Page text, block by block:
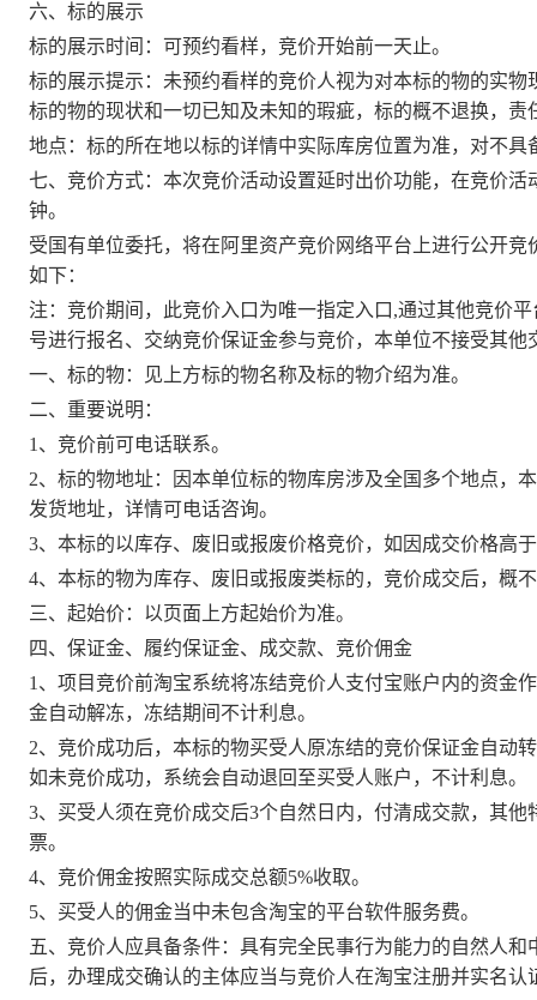
六、标的展示
标的展示时间：可预约看样，竞价开始前一天止。
标的展示提示：未预约看样的竞价人视为对本标的物的实物
标的物的现状和一切已知及未知的瑕疵，标的概不退换，责
地点：标的所在地以标的详情中实际库房位置为准，对不具
七、竞价方式：本次竞价活动设置延时出价功能，在竞价活
钟。
受国有单位委托，将在阿里资产竞价网络平台上进行公开竞
如下：
注：竞价期间，此竞价入口为唯一指定入口 ,通过其他竞价平
号进行报名、交纳竞价保证金参与竞价，本单位不接受其他
一、标的物：见上方标的物名称及标的物介绍为准。
二、重要说明：
1、竞价前可电话联系。
2、标的物地址：因本单位标的物库房涉及全国多个地点，
发货地址，详情可电话咨询。
3、本标的以库存、废旧或报废价格竞价，如因成交价格高
4、本标的物为库存、废旧或报废类标的，竞价成交后，概
三、起始价：以页面上方起始价为准。
四、保证金、履约保证金、成交款、竞价佣金
1、项目竞价前淘宝系统将冻结竞价人支付宝账户内的资金
金自动解冻，冻结期间不计利息。
2、竞价成功后，本标的物买受人原冻结的竞价保证金自动
如未竞价成功，系统会自动退回至买受人账户，不计利息。
3、买受人须在竞价成交后3个自然日内，付清成交款，其
票。
4、竞价佣金按照实际成交总额5%收取。
5、买受人的佣金当中未包含淘宝的平台软件服务费。
五、竞价人应具备条件：具有完全民事行为能力的自然人
后，办理成交确认的主体应当与竞价人在淘宝注册并实名认